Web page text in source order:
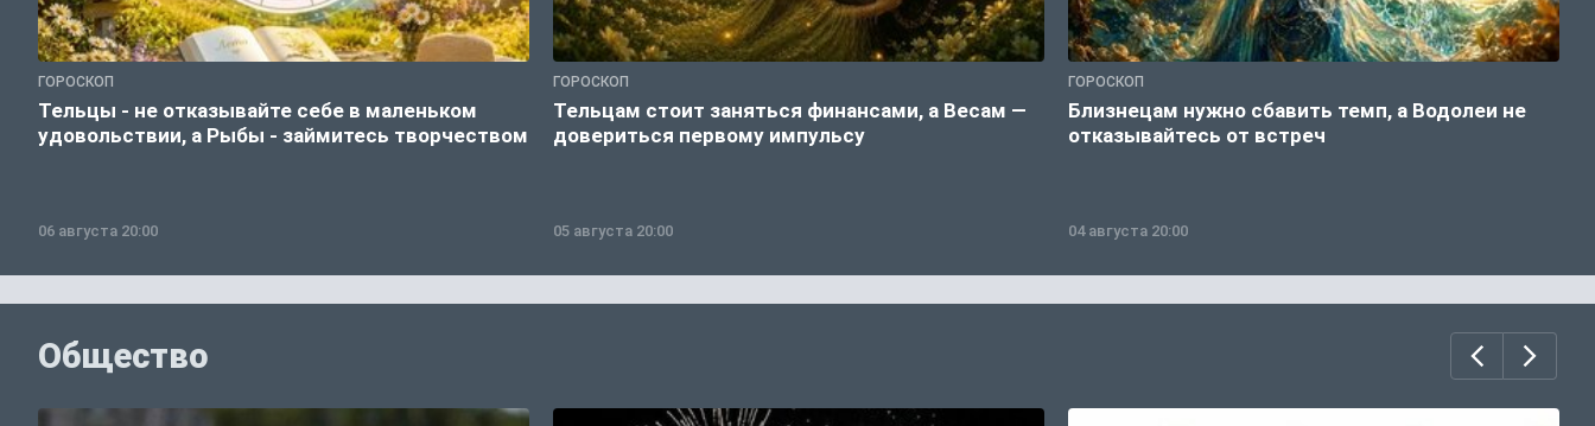
ГОРОСКОП
Тельцы - не отказывайте себе в маленьком
удовольствии, а Рыбы - займитесь творчеством
06 августа 20:00
ГОРОСКОП
Тельцам стоит заняться финансами, а Весам —
довериться первому импульсу
05 августа 20:00
ГОРОСКОП
Близнецам нужно сбавить темп, а Водолеи не
отказывайтесь от встреч
04 августа 20:00
Общество